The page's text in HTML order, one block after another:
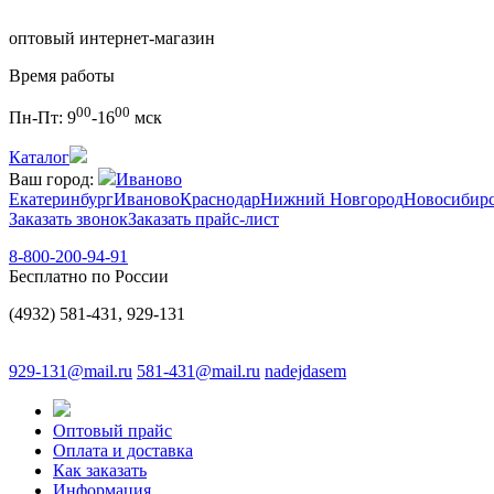
оптовый интернет-магазин
Время работы
Пн-Пт: 900-1600 мск
Каталог
Ваш город:
Иваново
ЕкатеринбургИвановоКраснодарНижний Новгород
Заказать звонокЗаказать прайс-лист
8-800-200-94-91
Бесплатно по России
(4932) 581-431, 929-131
929-131@mail.ru 581-431@mail.ru nadejdasem
Оптовый прайс
Оплата и доставка
Как заказать